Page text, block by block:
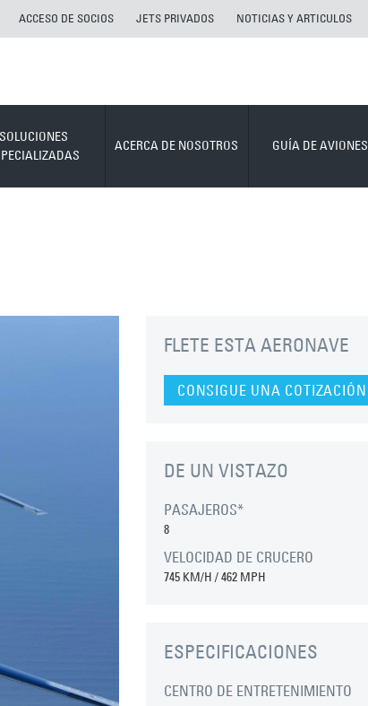
ACCESO DE SOCIOS JETS PRIVADOS NOTICIAS Y ARTICULOS
SOLUCIONES
ACERCA DE NOSOTROS GUÍA DE AVIONES
FLETE ESTA AERONAVE
CONSIGUE UNA COTIZACIÓN
DE UN VISTAZO
PASAJEROS*
8
VELOCIDAD DE CRUCERO
745 KM/H / 462 MPH
ESPECIFICACIONES
CENTRO DE ENTRETENIMIENTO